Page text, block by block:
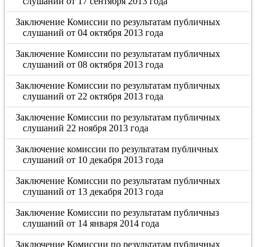
Заключение Комиссии по результатам публичных
слушаний от 04 октября 2013 года
Заключение Комиссии по результатам публичных
слушаний от 08 октября 2013 года
Заключение Комиссии по результатам публичных
слушаний от 22 октября 2013 года
Заключение Комиссии по результатам публичных
слушаний 22 ноября 2013 года
Заключение комиссии по результатам публичных
слушаний от 10 декабря 2013 года
Заключение Комиссии по результатам публичных
слушаний от 13 декабря 2013 года
Заключение Комиссии по результатам публичныз
слушаний от 14 января 2014 года
Заключение Комиссии по результатам публичных